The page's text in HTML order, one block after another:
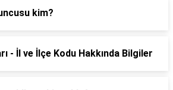
kim?
- İl ve İlçe Kodu Hakkında Bilgiler